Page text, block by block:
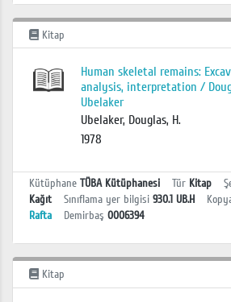
Kitap
Human skeletal remains:
analysis, interpretation /
Ubelaker
Ubelaker, Douglas, H.
1978
Kütüphane TÜBA Kütüphanesi Tür Kitap
Kağıt
Sınıflama yer bilgisi 930.1 UB.H
Rafta
Demirbaş 0006394
Kitap